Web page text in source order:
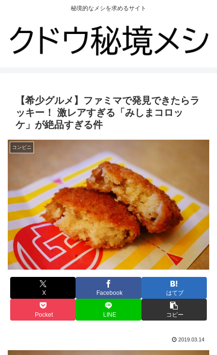
秘境的なメシを求めるサイト
【希少グルメ】ファミマで発見できたらラ
ッキー！ 激レアすぎる「みしまコロッ
ケ」が絶品すぎる件
コンビニ
X Facebook はてブ
Pocket LINE コピー
2019.03.14